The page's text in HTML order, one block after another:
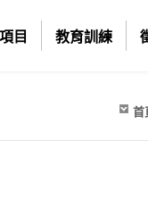
目 教育訓練
首